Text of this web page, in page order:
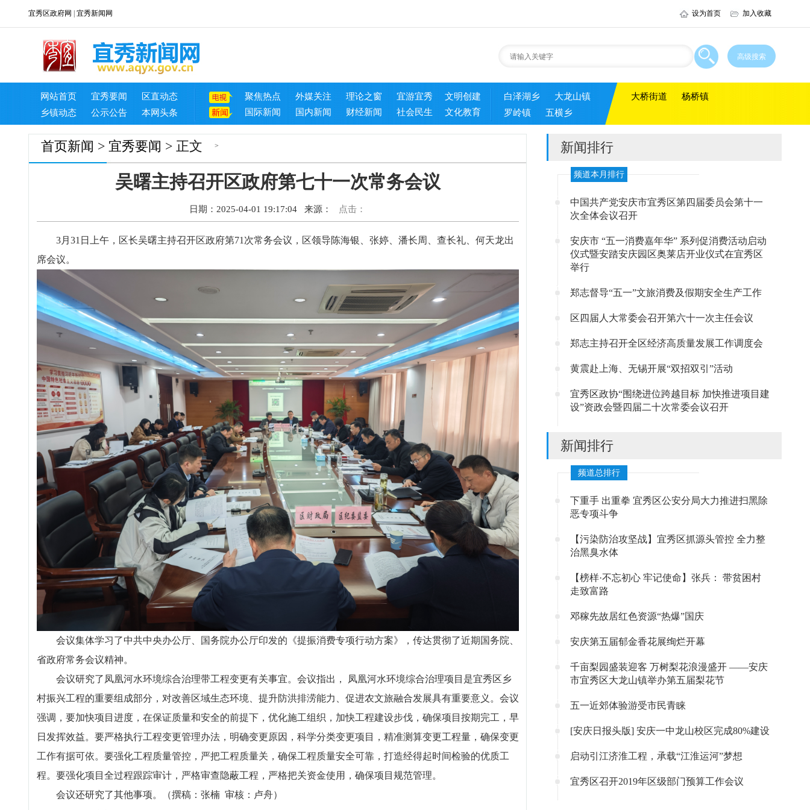
宜秀区政府网 宜秀新闻网 设为首页 加入收藏
网站首页 宜秀要闻
区直动态
乡镇动态
公示公告 本网头条
聚焦热点 外媒关注 理论之窗 宜游宜秀
文明创建
国际新闻
国内新闻 财经新闻 社会民生 文化教育
白泽湖乡
大龙山镇
罗岭镇
五横乡
大桥街道 杨桥镇
首页 >
新闻 > 宜秀要闻 > 正文
吴曙主持召开区政府第七十一次常务会议
日期：2025-04-01 19:17:04 来源： 点击：
3月31日上午，区长吴曙主持召开区政府第71次常务会议，区领导陈海银、张婷、潘长周、查长礼、何天龙出
席会议。
会议集体学习了中共中央办公厅、国务院办公厅印发的《提振消费专项行动方案》，传达贯彻了近期国务院、
省政府常务会议精神。
会议研究了凤凰河水环境综合治理带工程变更有关事宜。会议指出， 凤凰河水环境综合治理项目是宜秀区乡
村振兴工程的重要组成部分，对改善区域生态环境、提升防洪排涝能力、促进农文旅融合发展具有重要意义。会议
强调，要加快项目进度，在保证质量和安全的前提下，优化施工组织，加快工程建设步伐，确保项目按期完工，早
日发挥效益。要严格执行工程变更管理办法，明确变更原因，科学分类变更项目，精准测算变更工程量，确保变更
工作有据可依。要强化工程质量管控，严把工程质量关，确保工程质量安全可靠，打造经得起时间检验的优质工
程。要强化项目全过程跟踪审计，严格审查隐蔽工程，严格把关资金使用，确保项目规范管理。
会议还研究了其他事项。（撰稿：张楠 审核：卢舟）
新闻排行
频道本月排行
中国共产党安庆市宜秀区第四届委员会第十一
次全体会议召开
安庆市 “五一消费嘉年华” 系列促消费活动启动
仪式暨安踏安庆园区奥莱店开业仪式在宜秀区
举行
郑志督导“五一”文旅消费及假期安全生产工作
区四届人大常委会召开第六十一次主任会议
郑志主持召开全区经济高质量发展工作调度会
黄震赴上海、无锡开展“双招双引”活动
宜秀区政协“围绕进位跨越目标 加快推进项目建
设”资政会暨四届二十次常委会议召开
新闻排行
频道总排行
下重手 出重拳 宜秀区公安分局大力推进扫黑除
恶专项斗争
【污染防治攻坚战】宜秀区抓源头管控 全力整
治黑臭水体
【榜样·不忘初心 牢记使命】张兵： 带贫困村
走致富路
邓稼先故居红色资源“热爆”国庆
安庆第五届郁金香花展绚烂开幕
千亩梨园盛装迎客 万树梨花浪漫盛开 ——安庆
市宜秀区大龙山镇举办第五届梨花节
五一近郊体验游受市民青睐
[安庆日报头版] 安庆一中龙山校区完成80%建设
启动引江济淮工程，承载“江淮运河”梦想
宜秀区召开2019年区级部门预算工作会议